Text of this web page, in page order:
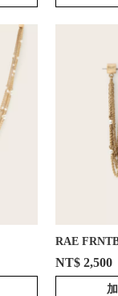
RAE
NT$ 2,500